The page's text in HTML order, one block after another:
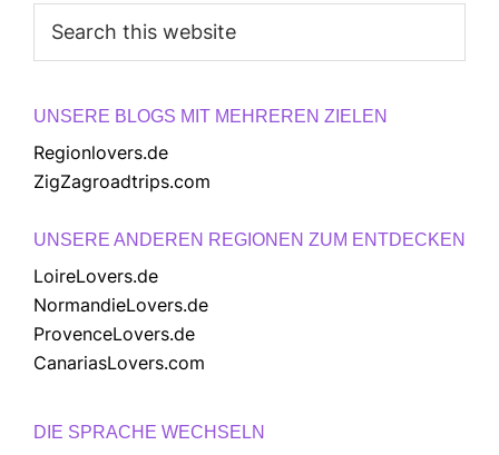
this
UNSERE BLOGS MIT MEHREREN ZIELEN
Regionlovers.de
ZigZagroadtrips.com
UNSERE ANDEREN REGIONEN ZUM ENTDECKEN
LoireLovers.de
NormandieLovers.de
ProvenceLovers.de
CanariasLovers.com
DIE SPRACHE WECHSELN